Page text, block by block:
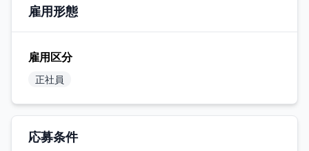
雇用形態
雇用区分
正社員
応募条件